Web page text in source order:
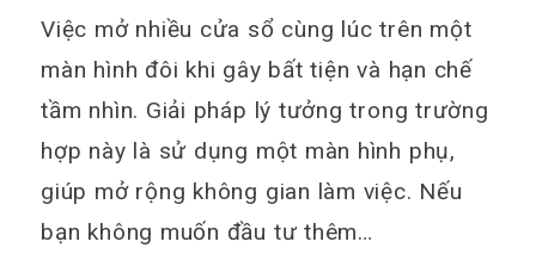
Việc mở nhiều cửa sổ cùng lúc trên một
màn hình đôi khi gây bất tiện và hạn chế
tầm nhìn. Giải pháp lý tưởng trong trường
hợp này là sử dụng một màn hình phụ,
giúp mở rộng không gian làm việc. Nếu
bạn không muốn đầu tư thêm…